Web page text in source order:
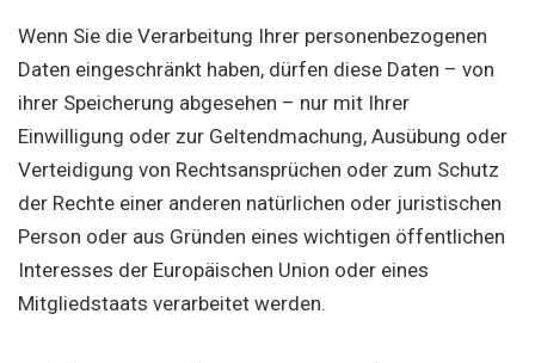
Wenn Sie die Verarbeitung Ihrer personenbezogenen
Daten eingeschränkt haben, dürfen diese Daten – von
ihrer Speicherung abgesehen – nur mit Ihrer
Einwilligung oder zur Geltendmachung, Ausübung oder
Verteidigung von Rechtsansprüchen oder zum Schutz
der Rechte einer anderen natürlichen oder juristischen
Person oder aus Gründen eines wichtigen öffentlichen
Interesses der Europäischen Union oder eines
Mitgliedstaats verarbeitet werden.